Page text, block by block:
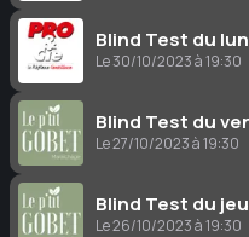
Blind Test du
Le 30/10/2023 à 19:30
Blind Test du
Le 27/10/2023 à 19:30
Blind Test du
Le 26/10/2023 à 19:30